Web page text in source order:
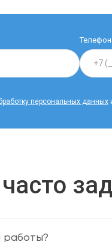
Телефон
персональных данных